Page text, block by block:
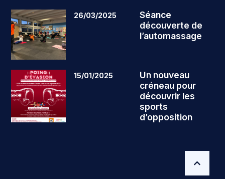
26/03/2025
Séance
découverte de
l’automassage
15/01/2025
Un nouveau
créneau pour
découvrir les
sports
d’opposition